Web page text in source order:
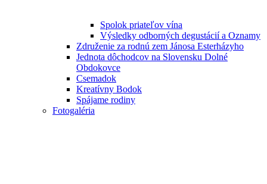
Spolok priateľov vína
Výsledky odborných degustácií a Oznamy
Združenie za rodnú zem Jánosa Esterházyho
Jednota dôchodcov na Slovensku Dolné
Obdokovce
Csemadok
Kreatívny Bodok
Spájame rodiny
Fotogaléria